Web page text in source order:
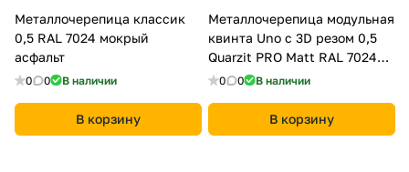
Металлочерепица классик
0,5 RAL 7024 мокрый
асфальт
0 0 В наличии
В корзину
Металлочерепица модульная
квинта Uno c 3D резом 0,5
Quarzit PRO Matt RAL 7024
мокрый асфальт
0 0 В наличии
В корзину